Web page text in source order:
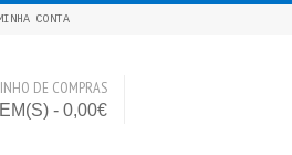
CONTA
DE COMPRAS
- 0,00€